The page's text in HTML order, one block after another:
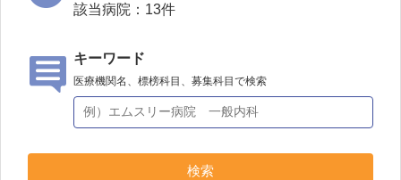
該当病院： 13件
キーワード
医療機関名、標榜科目、募集科目で検索
検索